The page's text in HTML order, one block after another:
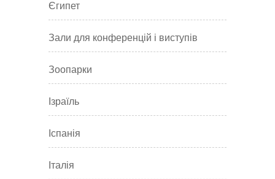
Єгипет
Зали для конференцій і виступів
Зоопарки
Ізраїль
Іспанія
Італія